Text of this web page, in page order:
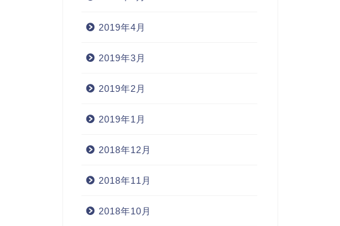
2019年4月
2019年3月
2019年2月
2019年1月
2018年12月
2018年11月
2018年10月